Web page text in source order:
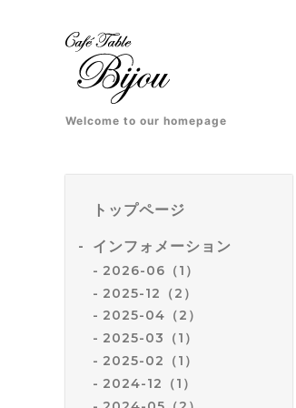
Welcome to our homepage
トップページ
インフォメーション
2026-06（1）
2025-12（2）
2025-04（2）
2025-03（1）
2025-02（1）
2024-12（1）